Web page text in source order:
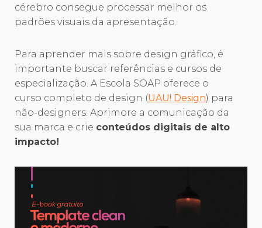
cérebro consegue processar melhor os
padrões visuais da apresentação.
Para aprender mais sobre design gráfico, é
importante buscar referências e cursos de
especialização. A Escola SOAP oferece o
curso completo de design (UAU! Design) para
não-designers. Aprimore a comunicação da
sua marca e crie conteúdos digitais de alto
impacto!